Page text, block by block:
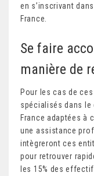
en s’inscrivant
France.
Se faire
manière de
Pour les cas de
spécialisés dans le
France adaptées à
une assistance
intègreront ces
pour retrouver
les 15% des